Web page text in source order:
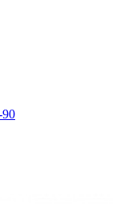
90